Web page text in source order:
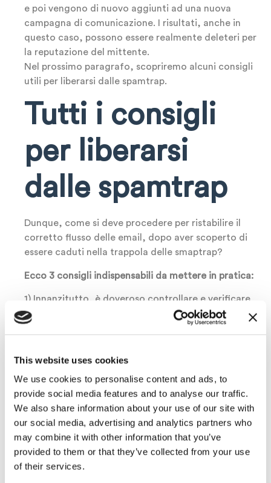
This website uses cookies
We use cookies to personalise content and ads, to
provide social media features and to analyse our traffic.
We also share information about your use of our site with
our social media, advertising and analytics partners who
may combine it with other information that you’ve
provided to them or that they’ve collected from your use
of their services.
e poi vengono di nuovo aggiunti ad una nuova
campagna di comunicazione. I risultati, anche in
questo caso, possono essere realmente deleteri per
la reputazione del mittente.
Nel prossimo paragrafo, scopriremo alcuni consigli
utili per liberarsi dalle spamtrap.
Tutti i consigli
per liberarsi
dalle spamtrap
Dunque, come si deve procedere per ristabilire il
corretto flusso delle email, dopo aver scoperto di
essere caduti nella trappola delle smaptrap?
Ecco 3 consigli indispensabili da mettere in pratica:
1) Innanzitutto, è doveroso controllare e verificare
la mailing list prima di mettere in atto una qualsiasi
ulteriore campagna di email marketing. Per fare
online, basta cercare su Google “
siano realmente esistenti e attivi, senza mandare
2) Procedere riconfermando l’intero database.
Questa pratica è sicura ma certamente costosa in
termini di perdite di iscritti. Trovandosi a dover
riconfermare la propria iscrizione, molti utenti